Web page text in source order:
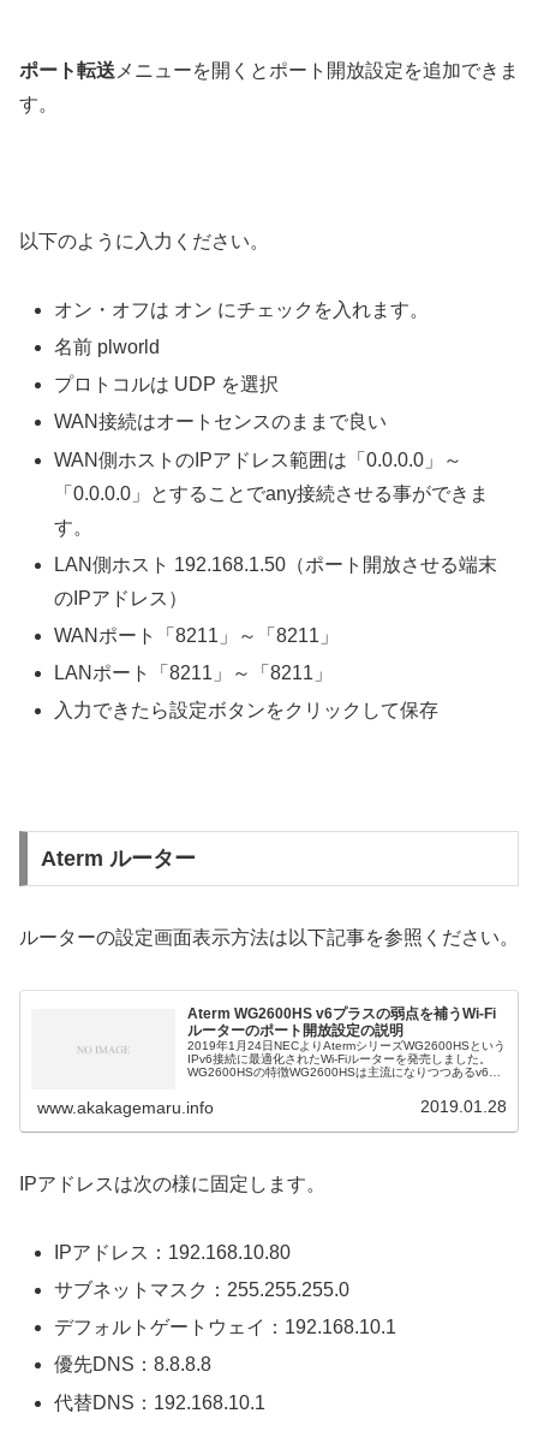
ポート転送メニューを開くとポート開放設定を追加できま
す。
以下のように入力ください。
オン・オフは オン にチェックを入れます。
名前 plworld
プロトコルは UDP を選択
WAN接続はオートセンスのままで良い
WAN側ホストのIPアドレス範囲は「0.0.0.0」～
「0.0.0.0」とすることでany接続させる事ができま
す。
LAN側ホスト 192.168.1.50（ポート開放させる端末
のIPアドレス）
WANポート「8211」～「8211」
LANポート「8211」～「8211」
入力できたら設定ボタンをクリックして保存
Aterm ルーター
ルーターの設定画面表示方法は以下記事を参照ください。
Aterm WG2600HS v6プラスの弱点を補うWi-Fi
ルーターのポート開放設定の説明
2019年1月24日NECよりAtermシリーズWG2600HSという
IPv6接続に最適化されたWi-Fiルーターを発売しました。
WG2600HSの特徴WG2600HSは主流になりつつあるv6プ
www.akakagemaru.info 2019.01.28
IPアドレスは次の様に固定します。
IPアドレス：192.168.10.80
サブネットマスク：255.255.255.0
デフォルトゲートウェイ：192.168.10.1
優先DNS：8.8.8.8
代替DNS：192.168.10.1